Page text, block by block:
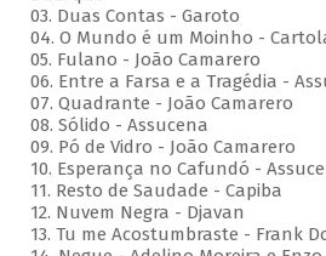
03. Duas Contas - Garoto
04. O Mundo é um Moinho -
05. Fulano - João Camarero
06. Entre a Farsa e a Tragédia -
07. Quadrante - João Camarero
08. Sólido - Assucena
09. Pó de Vidro - João Camarero
10. Esperança no Cafundó -
11. Resto de Saudade - Capiba
12. Nuvem Negra - Djavan
13. Tu me Acostumbraste - Frank